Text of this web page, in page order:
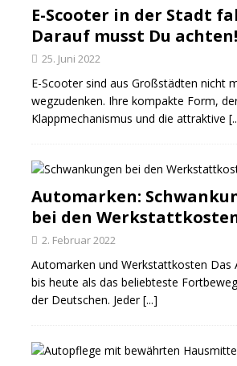
E-Scooter in der Stadt
Darauf musst Du achten!
25. Juni 2022
E-Scooter sind aus Großstädten nicht
wegzudenken. Ihre kompakte Form,
Klappmechanismus und die attraktive
Automarken:
bei den
2. Februar 2022
Automarken und Werkstattkosten Das
bis heute als das beliebteste
der Deutschen. Jeder[...]